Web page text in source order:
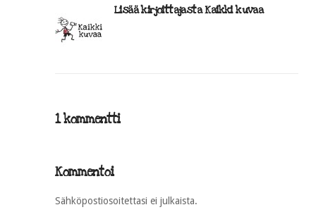
Lisää kirjoittajasta Kaikki kuvaa
1 kommentti
Kommentoi
Sähköpostiosoitettasi ei julkaista.